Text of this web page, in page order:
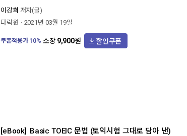
이강희 저자(글)
다락원
2021년 03월 19일
쿠폰적용가10% 소장 9,900원 할인쿠폰
[eBook] Basic TOEIC 문법 (토익시험 그대로 담아 낸)